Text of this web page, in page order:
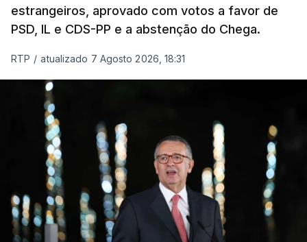
estrangeiros, aprovado com votos a favor de
PSD, IL e CDS-PP e a abstenção do Chega.
RTP / atualizado 7 Agosto 2026, 18:31